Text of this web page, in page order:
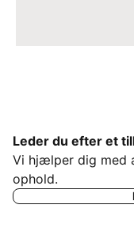
Leder du efter et
Vi hjælper dig med
ophold.